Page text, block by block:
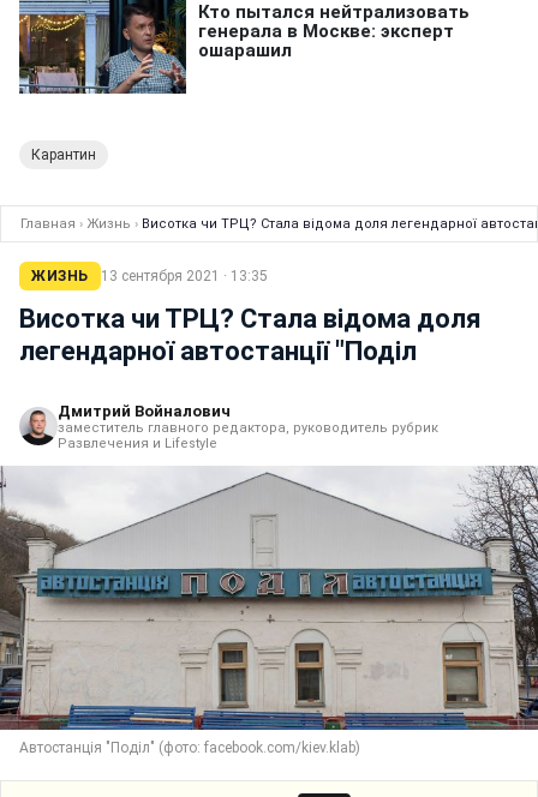
Карантин
Главная › Жизнь › Висотка чи ТРЦ? Стала відома доля легендарної
ЖИЗНЬ 13 сентября 2021 · 13:35
Висотка чи ТРЦ? Стала відома доля
легендарної автостанції "Поділ
Дмитрий Войналович
заместитель главного редактора, руководитель рубрик
Развлечения и Lifestyle
Автостанція "Поділ" (фото: facebook.com/kiev.klab)